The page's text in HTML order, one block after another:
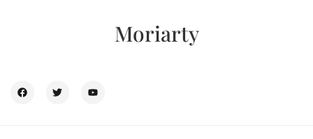
Moriarty